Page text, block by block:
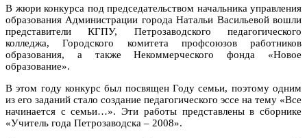
В жюри конкурса под председательством начальника управления
образования Администрации города Натальи Васильевой вошли
представители КГПУ, Петрозаводского педагогического
колледжа, Городского комитета профсоюзов работников
образования, а также Некоммерческого фонда «Новое
образование».
В этом году конкурс был посвящен Году семьи, поэтому одним
из его заданий стало создание педагогического эссе на тему «Все
начинается с семьи…». Эти работы представлены в сборнике
«Учитель года Петрозаводска – 2008».